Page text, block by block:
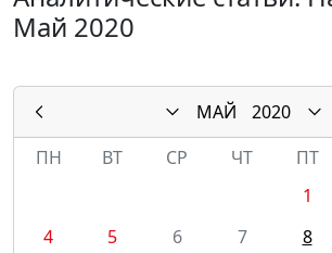
Май 2020
МАЙ
2020
ПН
ВТ СР ЧТ ПТ
1
4
5 6 7 8